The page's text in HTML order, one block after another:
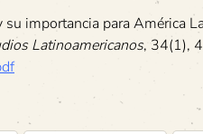
importancia para América
Latinoamericanos, 34(1),